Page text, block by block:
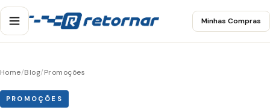
Minhas Compras
Home/Blog/Promoções
PROMOÇÕES